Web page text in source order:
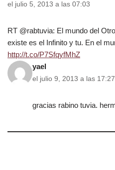
el julio 5, 2013 a las 07:03
RT @rabtuvia: El mundo del
existe es el Infinito y tu. En el
http://t.co/P7SfqyfMhZ
yael
el julio 9, 2013 a las 17:27
gracias rabino tuvia.